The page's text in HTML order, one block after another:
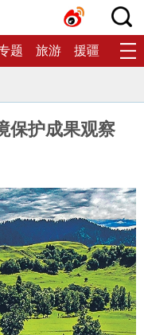
题 旅游 援疆 生态
护成果观察